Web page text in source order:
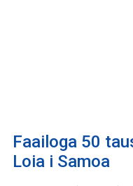
Faailoga 50
Loia i Samoa